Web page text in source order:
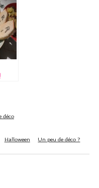
déco
Halloween Un peu de déco ?